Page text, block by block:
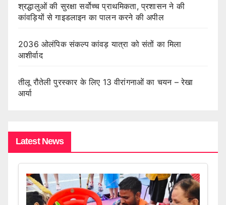
श्रद्धालुओं की सुरक्षा सर्वोच्च प्राथमिकता, प्रशासन ने की
कांवड़ियों से गाइडलाइन का पालन करने की अपील
2036 ओलंपिक संकल्प कांवड़ यात्रा को संतों का मिला
आशीर्वाद
तीलू रौतेली पुरस्कार के लिए 13 वीरांगनाओं का चयन – रेखा
आर्या
Latest News